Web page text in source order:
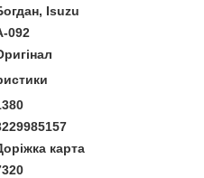
Isuzu
092
карта